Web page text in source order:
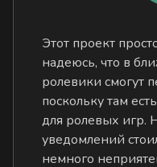
Этот проект
надеюсь, что в
ролевики смогут
поскольку там
для ролевых игр.
уведомлений
немного